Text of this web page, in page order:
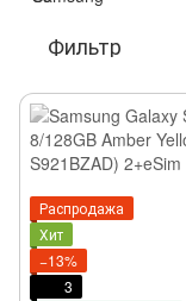
Фильтр
Распродажа
Хит
−13%
3